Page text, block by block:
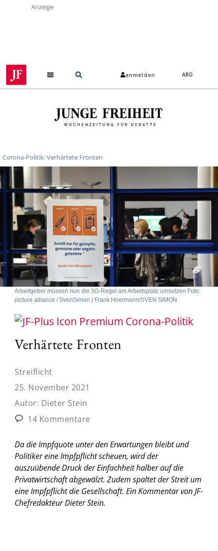
Anzeige
anmelden ABO
Corona-Politik: Verhärtete Fronten
Arbeitgeber müssen nun die 3G-Regel am Arbeitsplatz umsetzen Foto:
picture alliance / SvenSimon | Frank Hoermann/SVEN SIMON
Corona-Politik
Verhärtete Fronten
Streiflicht
25. November 2021
Autor: Dieter Stein
14 Kommentare
Da die Impfquote unter den Erwartungen bleibt und
Politiker eine Impfpflicht scheuen, wird der
auszuübende Druck der Einfachheit halber auf die
Privatwirtschaft abgewälzt. Zudem spaltet der Streit um
eine Impfpflicht die Gesellschaft. Ein Kommentar von JF-
Chefredakteur Dieter Stein.